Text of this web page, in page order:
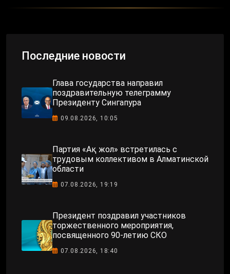
Последние новости
Глава государства направил
поздравительную телеграмму
Президенту Сингапура
09.08.2026, 10:05
Партия «Ақ жол» встретилась с
трудовым коллективом в Алматинской
области
07.08.2026, 19:19
Президент поздравил участников
торжественного мероприятия,
посвященного 90-летию СКО
07.08.2026, 18:40